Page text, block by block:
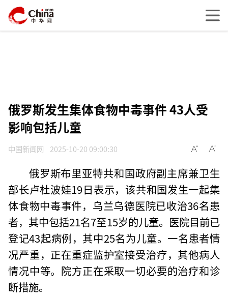
俄罗斯发生集体食物中毒事件 43人受
影响包括儿童
中国新闻网 2025-10-20 09:00:30
俄罗斯布里亚特共和国政府副主席兼卫生
部长卢杜波娃19日表示，该共和国发生一起集
体食物中毒事件，乌兰乌德医院已收治36名患
者，其中包括21名7至15岁的儿童。医院目前已
登记43起病例，其中25名为儿童。一名患者情
况严重，正在重症监护室接受治疗，其他病人
情况中等。院方正在采取一切必要的治疗和诊
断措施。